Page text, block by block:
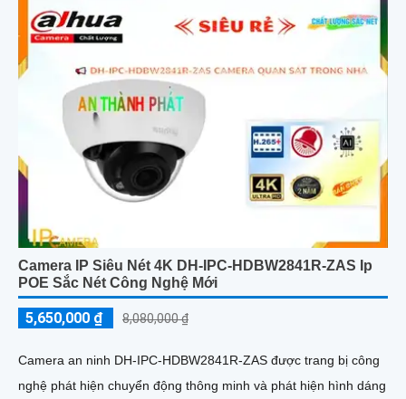
Camera IP Siêu Nét 4K DH-IPC-HDBW2841R-ZAS Ip
POE Sắc Nét Công Nghệ Mới
5,650,000 ₫ 8,080,000 ₫
Camera an ninh DH-IPC-HDBW2841R-ZAS được trang bị công
nghệ phát hiện chuyển động thông minh và phát hiện hình dáng